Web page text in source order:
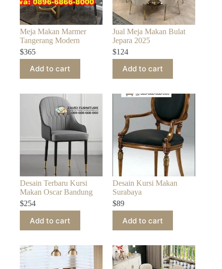
Meja Makan Marmer
Tangerang Modern
$365
Add to cart
Jual Meja Makan Bulat
Jepara 2025
$124
Add to cart
Desain Terbaru Kursi
Makan Oscar Bandung
$254
Add to cart
Desain Kursi Makan
Surabaya
$89
Add to cart